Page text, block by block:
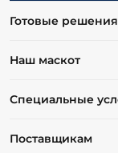
Готовые
Наш маскот
Специальные
Поставщикам